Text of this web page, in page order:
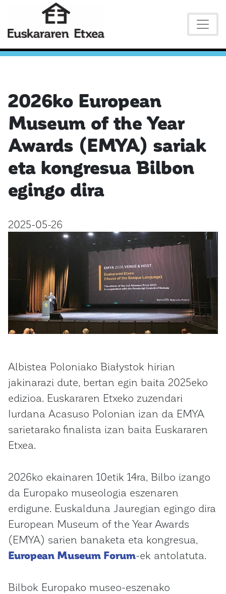
2026ko European
Museum of the Year
Awards (EMYA) sariak
eta kongresua Bilbon
egingo dira
2025-05-26
Albistea Poloniako Białystok hirian
jakinarazi dute, bertan egin baita 2025eko
edizioa. Euskararen Etxeko zuzendari
Iurdana Acasuso Polonian izan da EMYA
sarietarako finalista izan baita Euskararen
Etxea.
2026ko ekainaren 10etik 14ra, Bilbo izango
da Europako museologia eszenaren
erdigune. Euskalduna Jauregian egingo dira
European Museum of the Year Awards
(EMYA) sarien banaketa eta kongresua,
European Museum Forum-ek antolatuta.
Bilbok Europako museo-eszenako